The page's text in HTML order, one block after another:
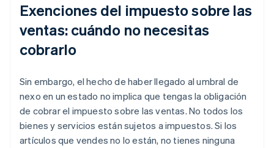
Exenciones del impuesto sobre las
ventas: cuándo no necesitas
cobrarlo
Sin embargo, el hecho de haber llegado al umbral de
nexo en un estado no implica que tengas la obligación
de cobrar el impuesto sobre las ventas. No todos los
bienes y servicios están sujetos a impuestos. Si los
artículos que vendes no lo están, no tienes ninguna